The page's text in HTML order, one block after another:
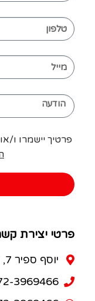
פרטיך יישמרו
פרטי יצירת
יוסף ספיר 7, ראשון לציון
3969466